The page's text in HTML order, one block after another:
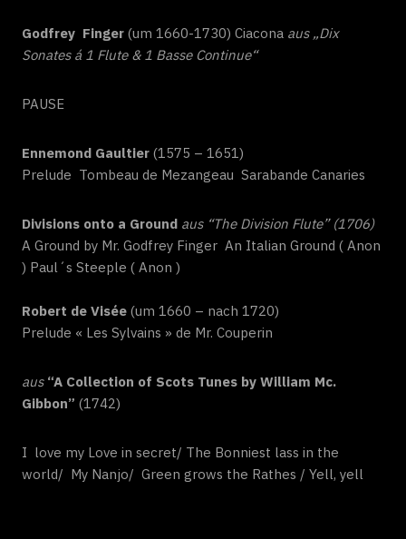
Godfrey Finger (um 1660-1730) Ciacona aus „Dix
Sonates á 1 Flute & 1 Basse Continue“
PAUSE
Ennemond Gaultier (1575 – 1651)
Prelude Tombeau de Mezangeau Sarabande Canaries
Divisions onto a Ground aus “The Division Flute” (1706)
A Ground by Mr. Godfrey Finger An Italian Ground ( Anon
) Paul´s Steeple ( Anon )
Robert de Visée (um 1660 – nach 1720)
Prelude « Les Sylvains » de Mr. Couperin
aus “A Collection of Scots Tunes by William Mc.
Gibbon” (1742)
I love my Love in secret/ The Bonniest lass in the
world/ My Nanjo/ Green grows the Rathes / Yell, yell